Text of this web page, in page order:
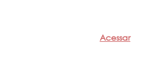
Acessar